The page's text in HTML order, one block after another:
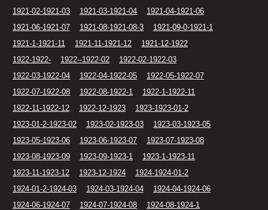
1921-02-1921-03
1921-03-1921-04
1921-04-1921-06
1921-06-1921-07
1921-08-1921-08-3
1921-09-0-1921-1
1921-1-1921-11
1921-11-1921-12
1921-12-1922
1922-1922-
1922--1922-02
1922-02-1922-03
1922-03-1922-04
1922-04-1922-05
1922-05-1922-07
1922-07-1922-08
1922-08-1922-1
1922-1-1922-11
1922-11-1922-12
1922-12-1923
1923-1923-01-2
1923-01-2-1923-02
1923-02-1923-03
1923-03-1923-05
1923-05-1923-06
1923-06-1923-07
1923-07-1923-08
1923-08-1923-09
1923-09-1923-1
1923-1-1923-11
1923-11-1923-12
1923-12-1924
1924-1924-01-2
1924-01-2-1924-03
1924-03-1924-04
1924-04-1924-06
1924-06-1924-07
1924-07-1924-08
1924-08-1924-1